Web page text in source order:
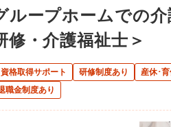
ループホームでの
修・介護福祉士＞
資格取得サポート 研修制度あり
産休･
職金制度あり